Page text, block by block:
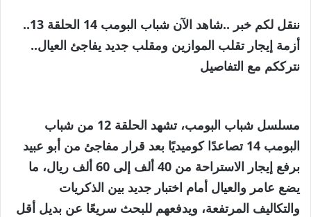
ننقل لكم خبر ..شاهد الآن شباب البومب 14 الحلقة 13..
أزمة إيجار تقلب الموازين ومقلب جديد يفاجئ العيال..
نترككم مع التفاصيل
مسلسل شباب البومب،تشهد
الحلقة 12 من شباب
البومب 14
تصاعدًا كوميديًا بعد قرار مفاجئ من أبو عبيد
برفع إيجار الاستراحة من 40 ألف إلى 60 ألف ريال، ما
يضع عامر والعيال أمام اختبار جديد بين الذكريات
والتكاليف المرتفعة، ويدفعهم للبحث سريعًا عن بديل أقل